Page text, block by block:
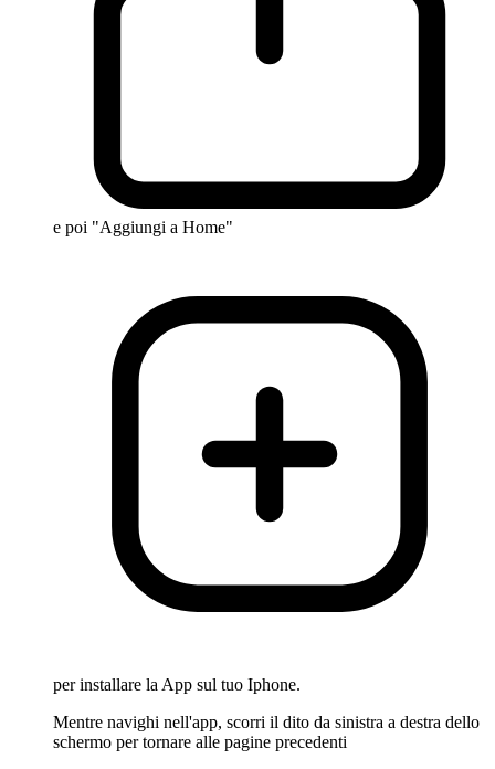
e poi "Aggiungi a Home"
per installare la App sul tuo Iphone.
Mentre navighi nell'app, scorri il dito da sinistra a destra dello
schermo per tornare alle pagine precedenti